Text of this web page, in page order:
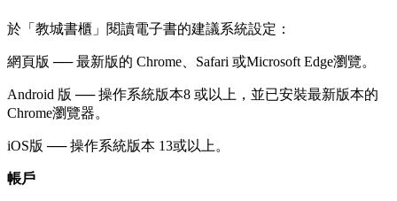
於「教城書櫃」閱讀電子書的建議系統設定：
網頁版 ── 最新版的 Chrome、Safari 或Microsoft Edge瀏覽。
Android 版 ── 操作系統版本8 或以上，並已安裝最新版本的
Chrome瀏覽器。
iOS版 ── 操作系統版本 13或以上。
帳戶